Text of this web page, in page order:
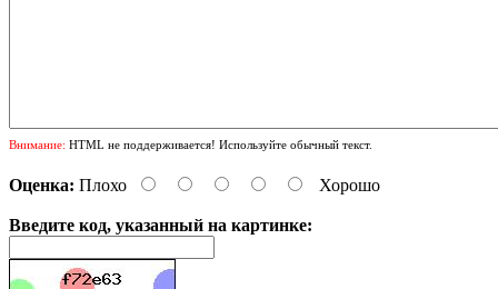
Внимание: HTML не поддерживается! Используйте обычный текст.
Оценка: Плохо Хорошо
Введите код, указанный на картинке: